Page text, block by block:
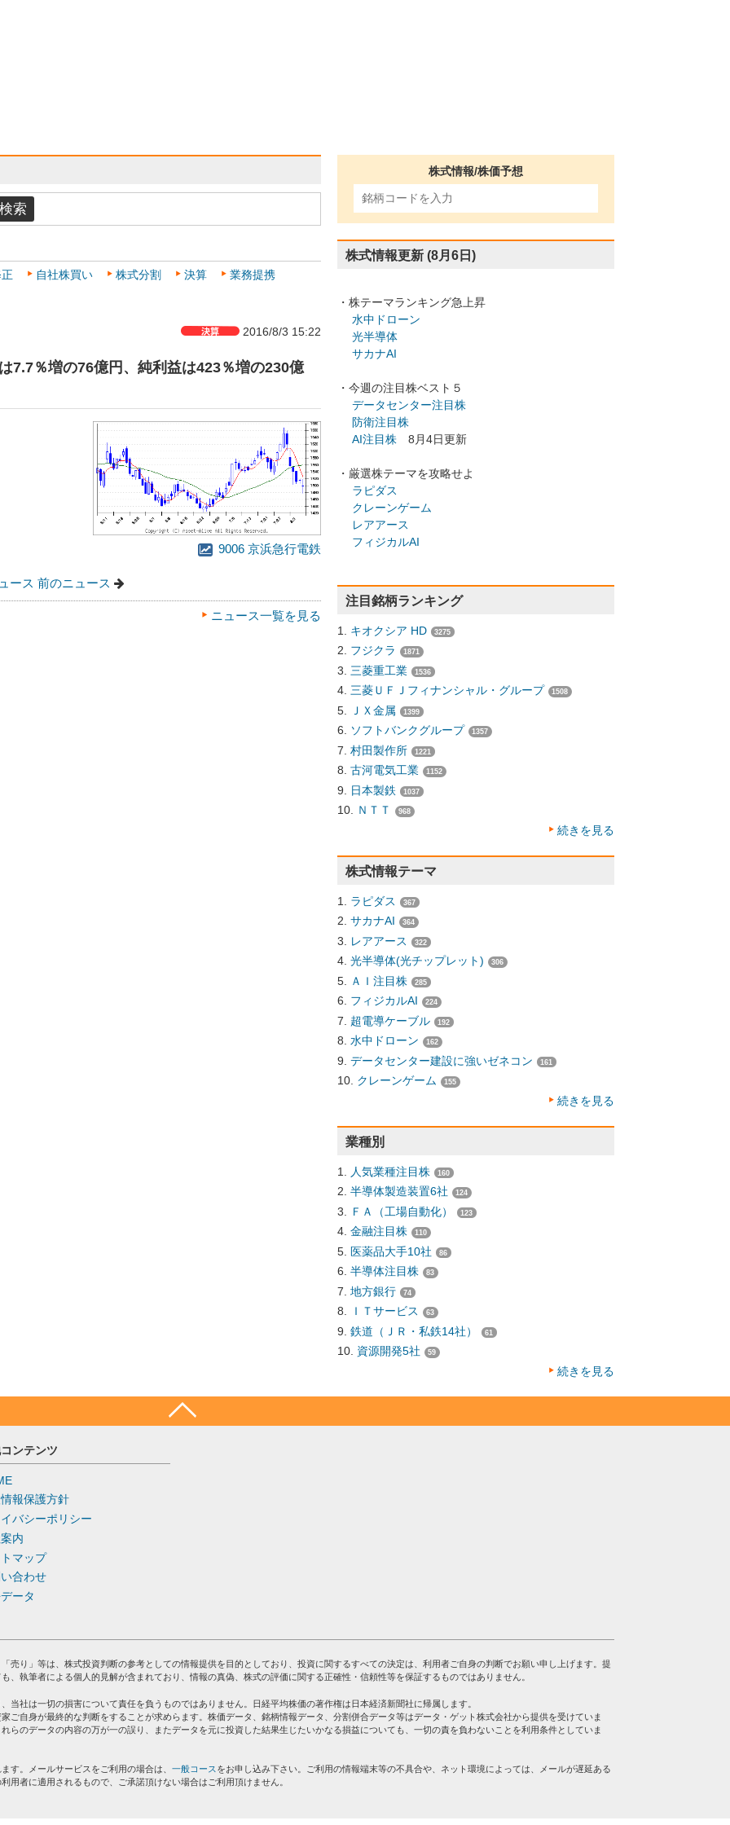
自社株買い 株式分割 決算
業務提携
2016/8/3 15:22
7.7％増の76億円、純利益は423％増の230億
9006 京浜急行電鉄
ース 前のニュース
ニュース一覧を見る
株式情報/株価予想
株式情報更新 (8月6日)
・株テーマランキング急上昇
水中ドローン
光半導体
サカナAI
・今週の注目株ベスト５
データセンター注目株
防衛注目株
AI注目株 8月4日更新
・厳選株テーマを攻略せよ
ラピダス
クレーンゲーム
レアアース
フィジカルAI
注目銘柄ランキング
キオクシア HD 3275
フジクラ 1871
三菱重工業 1536
三菱ＵＦＪフィナンシャル・グループ 1508
ＪＸ金属 1399
ソフトバンクグループ 1357
村田製作所 1221
古河電気工業 1152
日本製鉄 1037
ＮＴＴ 968
続きを見る
株式情報テーマ
ラピダス 367
サカナAI 364
レアアース 322
光半導体(光チップレット) 306
ＡＩ注目株 285
フィジカルAI 224
超電導ケーブル 192
水中ドローン 162
データセンター建設に強いゼネコン 161
クレーンゲーム 155
続きを見る
業種別
人気業種注目株 160
半導体製造装置6社 124
ＦＡ（工場自動化） 123
金融注目株 110
医薬品大手10社 86
半導体注目株 83
地方銀行 74
ＩＴサービス 63
鉄道（ＪＲ・私鉄14社） 61
資源開発5社 59
続きを見る
ンテンツ
報保護方針
バシーポリシー
内
マップ
合わせ
ータ
売り」等は、株式投資判断の参考としての情報提供を目的としており、投資に関するすべての決定は、利用者ご自身の判断でお願い申し上げます。提
、執筆者による個人的見解が含まれており、情報の真偽、株式の評価に関する正確性・信頼性等を保証するものではありません。
当社は一切の損害について責任を負うものではありません。日経平均株価の著作権は日本経済新聞社に帰属します。
ご自身が最終的な判断をすることが求めらます。株価データ、銘柄情報データ、分割併合データ等はデータ・ゲット株式会社から提供を受けていま
らのデータの内容の万が一の誤り、またデータを元に投資した結果生じたいかなる損益についても、一切の責を負わないことを利用条件としていま
す。メールサービスをご利用の場合は、 一般コースをお申し込み下さい。ご利用の情報端末等の不具合や、ネット環境によっては、メールが遅延ある
用者に適用されるもので、ご承諾頂けない場合はご利用頂けません。